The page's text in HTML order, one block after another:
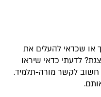
או שכדאי להעלים את
לדעתי כדאי שיראו
חשוב לקשר מורה-תלמיד.